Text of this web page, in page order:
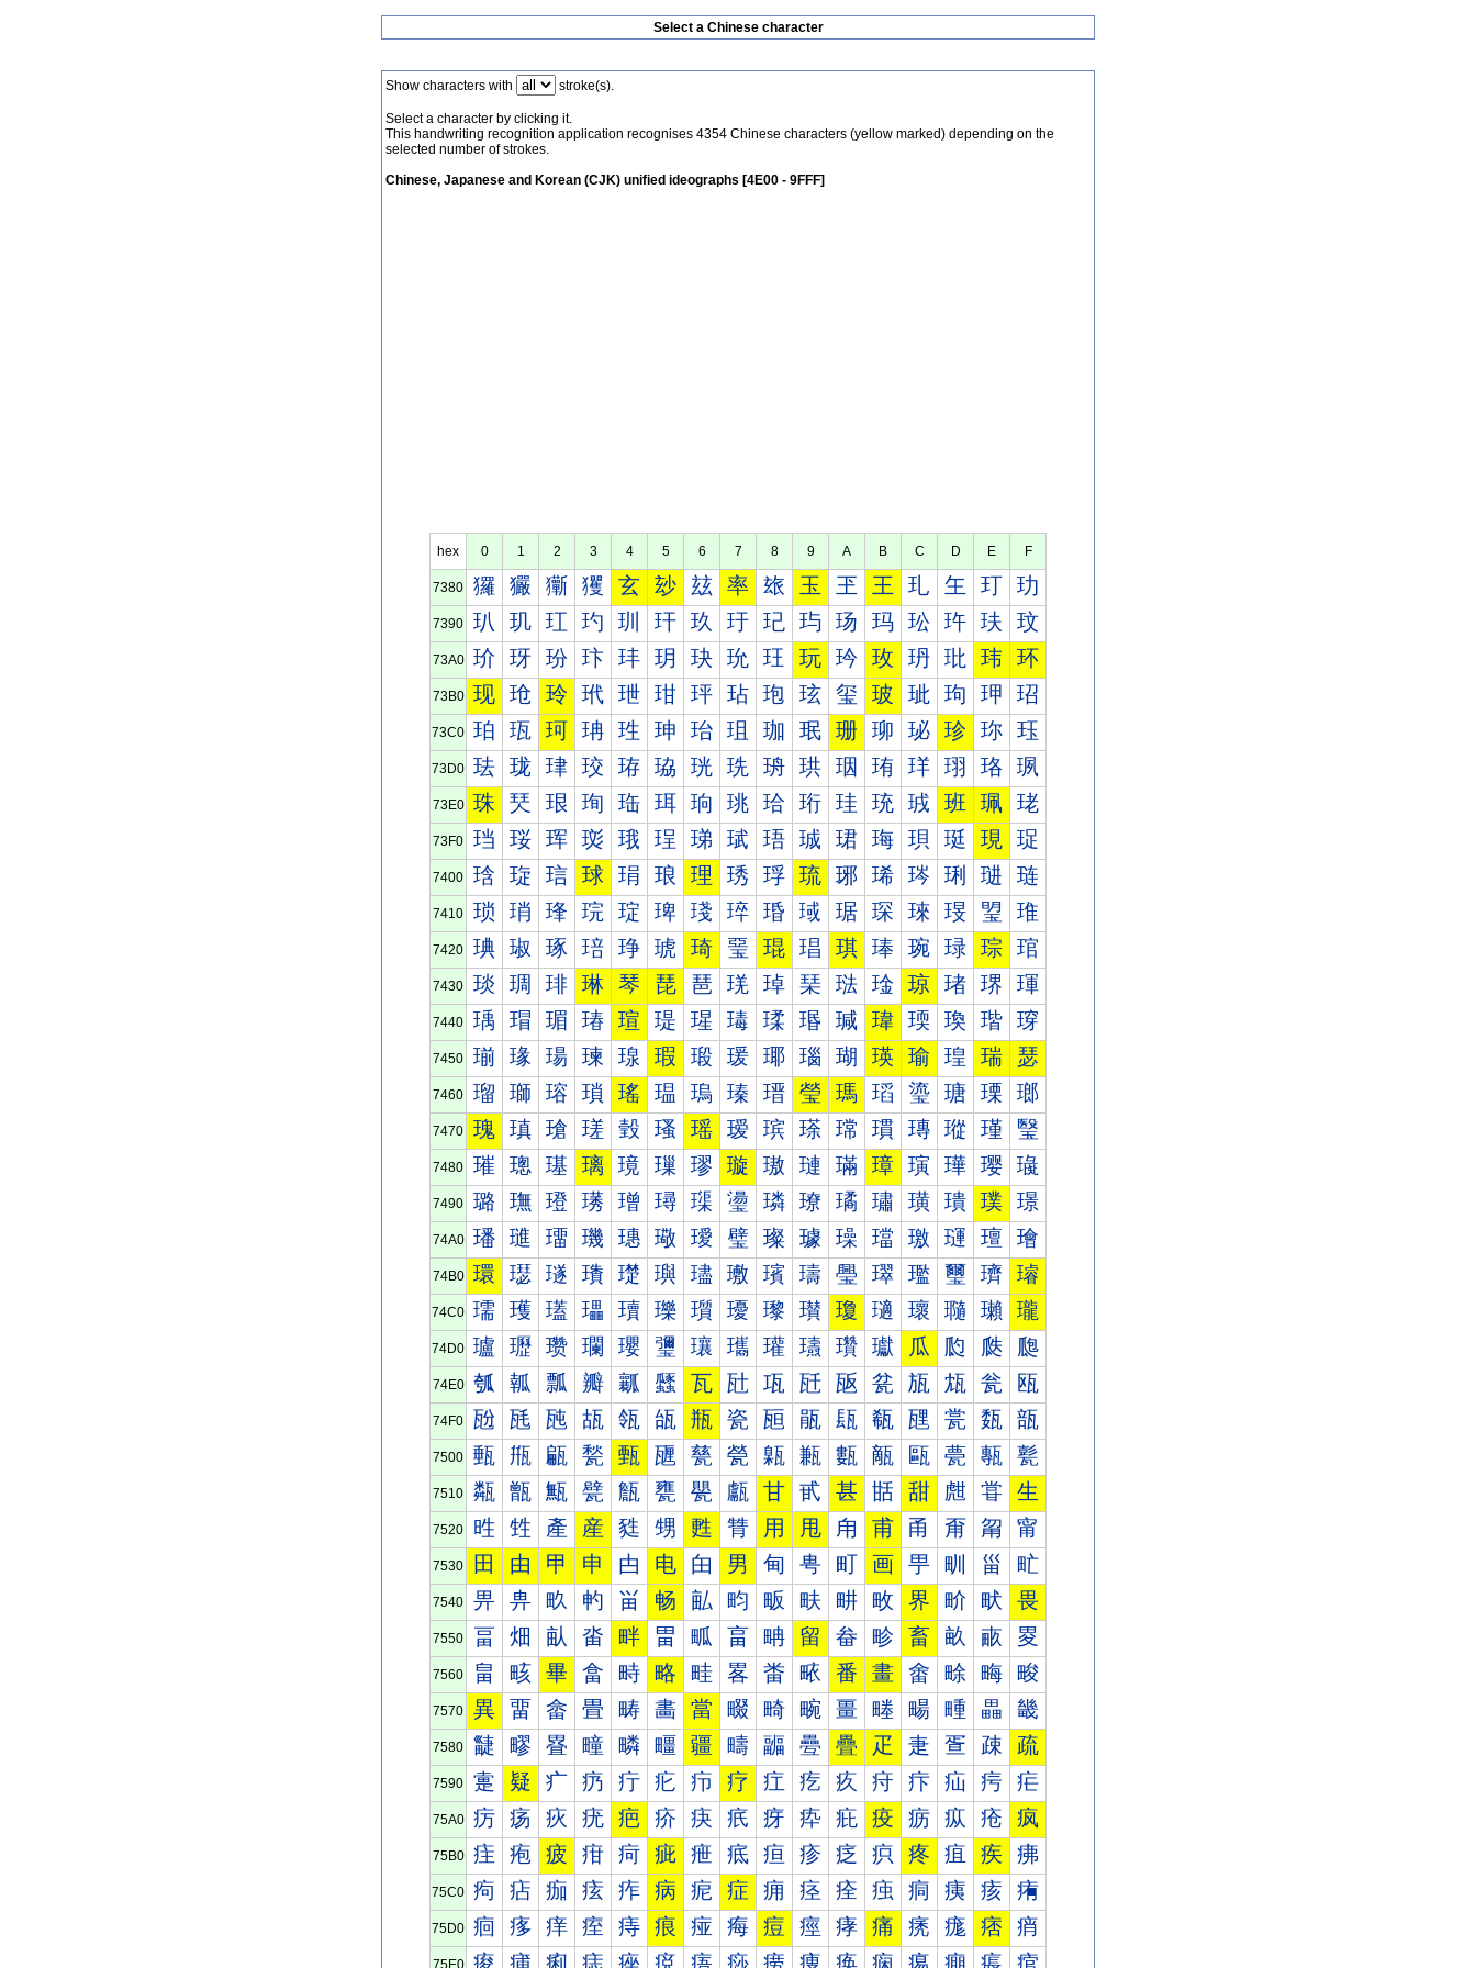
Select a Chinese character
Show characters with stroke(s).
Select a character by clicking it.
This handwriting recognition application recognises 4354 Chinese characters (yellow marked) depending on the
selected number of strokes.
Chinese, Japanese and Korean (CJK) unified ideographs [4E00 - 9FFF]
hex 0 1 2 3 4 5 6 7 8 9 A B C D E F
7380 玀 玁 玂 玃 玄 玅 玆 率 玈 玉 玊 王 玌 玍 玎 玏
7390 玐 玑 玒 玓 玔 玕 玖 玗 玘 玙 玚 玛 玜 玝 玞 玟
73A0 玠 玡 玢 玣 玤 玥 玦 玧 玨 玩 玪 玫 玬 玭 玮 环
73B0 现 玱 玲 玳 玴 玵 玶 玷 玸 玹 玺 玻 玼 玽 玾 玿
73C0 珀 珁 珂 珃 珄 珅 珆 珇 珈 珉 珊 珋 珌 珍 珎 珏
73D0 珐 珑 珒 珓 珔 珕 珖 珗 珘 珙 珚 珛 珜 珝 珞 珟
73E0 珠 珡 珢 珣 珤 珥 珦 珧 珨 珩 珪 珫 珬 班 珮 珯
73F0 珰 珱 珲 珳 珴 珵 珶 珷 珸 珹 珺 珻 珼 珽 現 珿
7400 琀 琁 琂 球 琄 琅 理 琇 琈 琉 琊 琋 琌 琍 琎 琏
7410 琐 琑 琒 琓 琔 琕 琖 琗 琘 琙 琚 琛 琜 琝 琞 琟
7420 琠 琡 琢 琣 琤 琥 琦 琧 琨 琩 琪 琫 琬 琭 琮 琯
7430 琰 琱 琲 琳 琴 琵 琶 琷 琸 琹 琺 琻 琼 琽 琾 琿
7440 瑀 瑁 瑂 瑃 瑄 瑅 瑆 瑇 瑈 瑉 瑊 瑋 瑌 瑍 瑎 瑏
7450 瑐 瑑 瑒 瑓 瑔 瑕 瑖 瑗 瑘 瑙 瑚 瑛 瑜 瑝 瑞 瑟
7460 瑠 瑡 瑢 瑣 瑤 瑥 瑦 瑧 瑨 瑩 瑪 瑫 瑬 瑭 瑮 瑯
7470 瑰 瑱 瑲 瑳 瑴 瑵 瑶 瑷 瑸 瑹 瑺 瑻 瑼 瑽 瑾 瑿
7480 璀 璁 璂 璃 璄 璅 璆 璇 璈 璉 璊 璋 璌 璍 璎 璏
7490 璐 璑 璒 璓 璔 璕 璖 璗 璘 璙 璚 璛 璜 璝 璞 璟
74A0 璠 璡 璢 璣 璤 璥 璦 璧 璨 璩 璪 璫 璬 璭 璮 璯
74B0 環 璱 璲 璳 璴 璵 璶 璷 璸 璹 璺 璻 璼 璽 璾 璿
74C0 瓀 瓁 瓂 瓃 瓄 瓅 瓆 瓇 瓈 瓉 瓊 瓋 瓌 瓍 瓎 瓏
74D0 瓐 瓑 瓒 瓓 瓔 瓕 瓖 瓗 瓘 瓙 瓚 瓛 瓜 瓝 瓞 瓟
74E0 瓠 瓡 瓢 瓣 瓤 瓥 瓦 瓧 瓨 瓩 瓪 瓫 瓬 瓭 瓮 瓯
74F0 瓰 瓱 瓲 瓳 瓴 瓵 瓶 瓷 瓸 瓹 瓺 瓻 瓼 瓽 瓾 瓿
7500 甀 甁 甂 甃 甄 甅 甆 甇 甈 甉 甊 甋 甌 甍 甎 甏
7510 甐 甑 甒 甓 甔 甕 甖 甗 甘 甙 甚 甛 甜 甝 甞 生
7520 甠 甡 產 産 甤 甥 甦 甧 用 甩 甪 甫 甬 甭 甮 甯
7530 田 由 甲 申 甴 电 甶 男 甸 甹 町 画 甼 甽 甾 甿
7540 畀 畁 畂 畃 畄 畅 畆 畇 畈 畉 畊 畋 界 畍 畎 畏
7550 畐 畑 畒 畓 畔 畕 畖 畗 畘 留 畚 畛 畜 畝 畞 畟
7560 畠 畡 畢 畣 畤 略 畦 畧 畨 畩 番 畫 畬 畭 畮 畯
7570 異 畱 畲 畳 畴 畵 當 畷 畸 畹 畺 畻 畼 畽 畾 畿
7580 疀 疁 疂 疃 疄 疅 疆 疇 疈 疉 疊 疋 疌 疍 疎 疏
7590 疐 疑 疒 疓 疔 疕 疖 疗 疘 疙 疚 疛 疜 疝 疞 疟
75A0 疠 疡 疢 疣 疤 疥 疦 疧 疨 疩 疪 疫 疬 疭 疮 疯
75B0 疰 疱 疲 疳 疴 疵 疶 疷 疸 疹 疺 疻 疼 疽 疾 疿
75C0 痀 痁 痂 痃 痄 病 痆 症 痈 痉 痊 痋 痌 痍 痎 痏
75D0 痐 痑 痒 痓 痔 痕 痖 痗 痘 痙 痚 痛 痜 痝 痞 痟
75E0 痠 痡 痢 痣 痤 痥 痦 痧 痨 痩 痪 痫 痬 痭 痮 痯